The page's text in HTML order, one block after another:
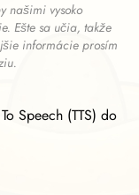
našimi vysoko
Ešte sa učia, takže
informácie prosím
Speech (TTS) do